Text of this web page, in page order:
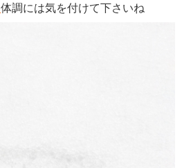
体調には気を付けて下さいね